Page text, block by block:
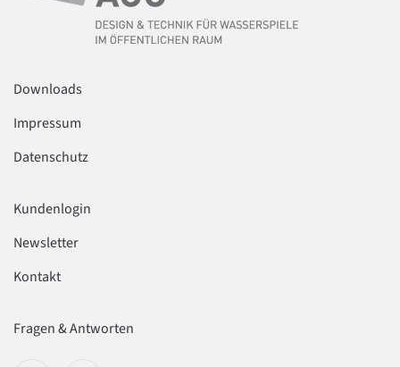
Downloads
Impressum
Datenschutz
Kundenlogin
Newsletter
Kontakt
Fragen & Antworten